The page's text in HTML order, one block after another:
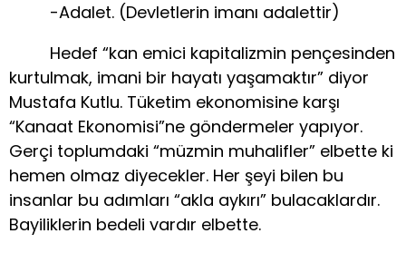
-Adalet. (Devletlerin imanı adalettir)
Hedef “kan emici kapitalizmin pençesinden
kurtulmak, imani bir hayatı yaşamaktır” diyor
Mustafa Kutlu. Tüketim ekonomisine karşı
“Kanaat Ekonomisi”ne göndermeler yapıyor.
Gerçi toplumdaki “müzmin muhalifler” elbette ki
hemen olmaz diyecekler. Her şeyi bilen bu
insanlar bu adımları “akla aykırı” bulacaklardır.
Bayiliklerin bedeli vardır elbette.